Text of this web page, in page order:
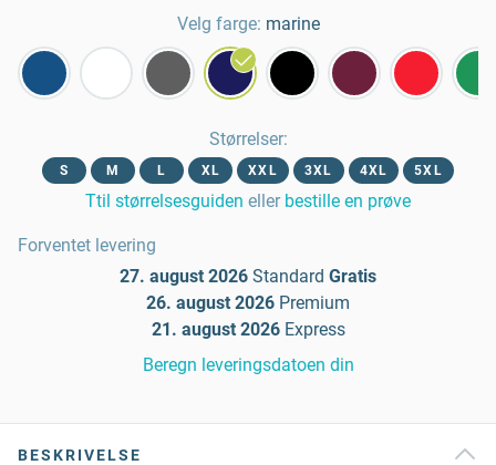
Velg farge: marine
Størrelser:
S M L XL XXL 3XL 4XL 5XL
Ttil størrelsesguiden eller bestille en prøve
Forventet levering
27. august 2026 Standard Gratis
26. august 2026 Premium
21. august 2026 Express
Beregn leveringsdatoen din
BESKRIVELSE